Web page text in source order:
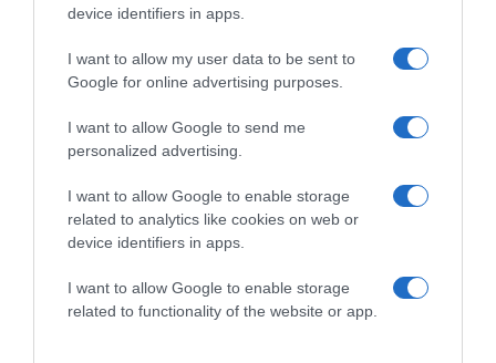
device identifiers in apps.
I want to allow my user data to be sent to
Google for online advertising purposes.
I want to allow Google to send me
personalized advertising.
I want to allow Google to enable storage
related to analytics like cookies on web or
device identifiers in apps.
I want to allow Google to enable storage
related to functionality of the website or app.
Citromos tiramisu recept limoncellóval